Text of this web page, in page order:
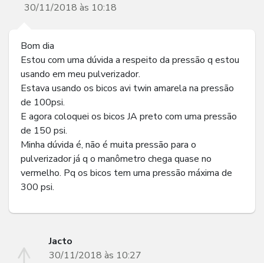
30/11/2018 às 10:18
Bom dia
Estou com uma dúvida a respeito da pressão q estou
usando em meu pulverizador.
Estava usando os bicos avi twin amarela na pressão
de 100psi.
E agora coloquei os bicos JA preto com uma pressão
de 150 psi.
Minha dúvida é, não é muita pressão para o
pulverizador já q o manômetro chega quase no
vermelho. Pq os bicos tem uma pressão máxima de
300 psi.
Jacto
30/11/2018 às 10:27